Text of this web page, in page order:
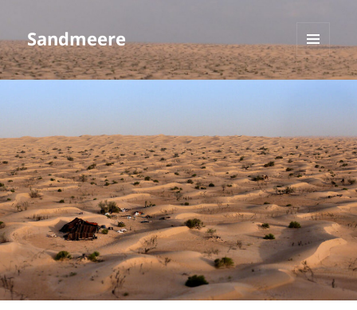
Sandmeere
MENÜ
UND